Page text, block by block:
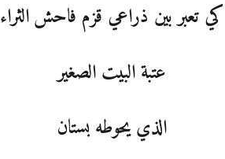
كي تعبر بين ذراعي قزم فاحش الثراء
عتبة البيت الصغير
الذي يحوطه بستان